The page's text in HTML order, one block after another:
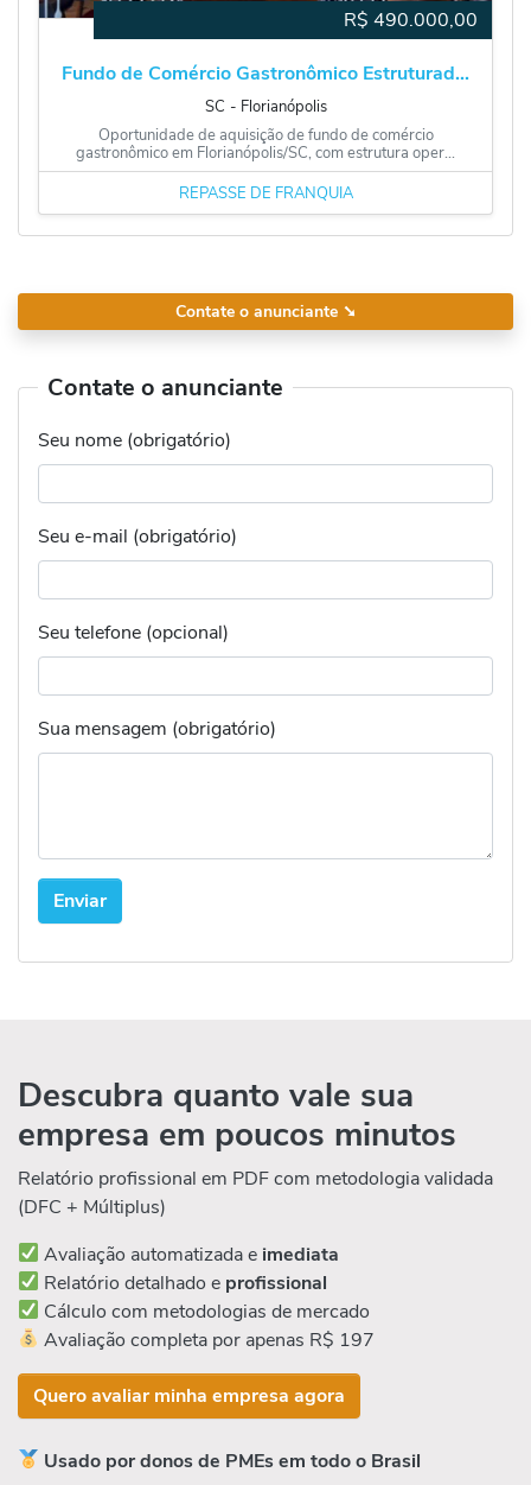
R$ 490.000,00
Fundo de Comércio Gastronômico Estruturad...
SC ‐ Florianópolis
Oportunidade de aquisição de fundo de comércio
gastronômico em Florianópolis/SC, com estrutura oper...
REPASSE DE FRANQUIA
Contate o anunciante ➘
Contate o anunciante
Seu nome (obrigatório)
Seu e-mail (obrigatório)
Seu telefone (opcional)
Sua mensagem (obrigatório)
Descubra quanto vale sua
empresa em poucos minutos
Relatório profissional em PDF com metodologia validada
(DFC + Múltiplus)
Avaliação automatizada e imediata
Relatório detalhado e profissional
Cálculo com metodologias de mercado
Avaliação completa por apenas R$ 197
Quero avaliar minha empresa agora
Usado por donos de PMEs em todo o Brasil